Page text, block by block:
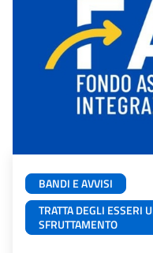
BANDI E AVVISI
TRATTA DEGLI ESSERI
SFRUTTAMENTO